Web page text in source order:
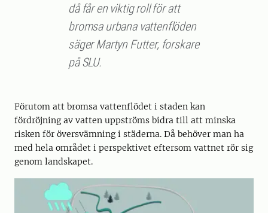
då får en viktig roll för att
bromsa urbana vattenflöden
säger Martyn Futter, forskare
på SLU.
Förutom att bromsa vattenflödet i staden kan
fördröjning av vatten uppströms bidra till att minska
risken för översvämning i städerna. Då behöver man ha
med hela området i perspektivet eftersom vattnet rör sig
genom landskapet.